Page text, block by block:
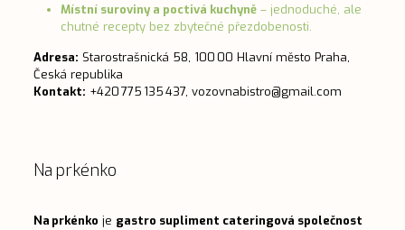
Místní suroviny a poctivá kuchyně– jednoduché, ale
chutné recepty bez zbytečné přezdobenosti.
Adresa: Starostrašnická 58, 100 00 Hlavní město Praha,
Česká republika
Kontakt: +420 775 135 437, vozovnabistro@gmail.com
Na prkénko
Na prkénko je gastro supliment cateringová společnost